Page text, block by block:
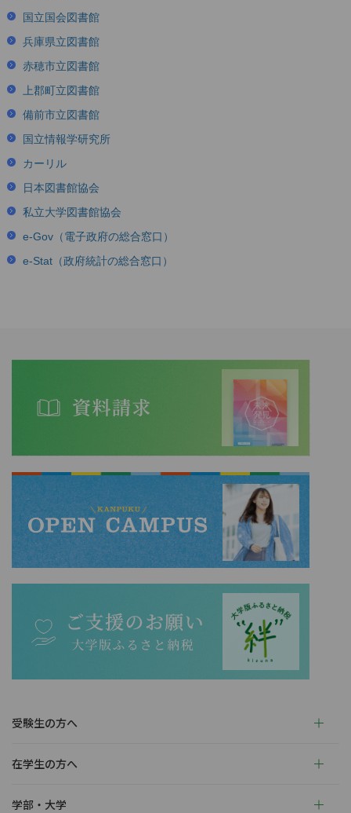
国立国会図書館
兵庫県立図書館
赤穂市立図書館
上郡町立図書館
備前市立図書館
国立情報学研究所
カーリル
日本図書館協会
私立大学図書館協会
e-Gov（電子政府の総合窓口）
e-Stat（政府統計の総合窓口）
受験生の方へ
在学生の方へ
学部・大学